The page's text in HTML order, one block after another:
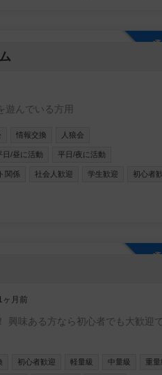
遊んでいる方用
情報交換 人狼会
日/昼に活動 平日/夜に活動
関係 社会人歓迎 学生歓迎 初心者
ヶ月前
興味ある方なら初心者でも大歓迎
初心者歓迎 軽量級 中量級 重量